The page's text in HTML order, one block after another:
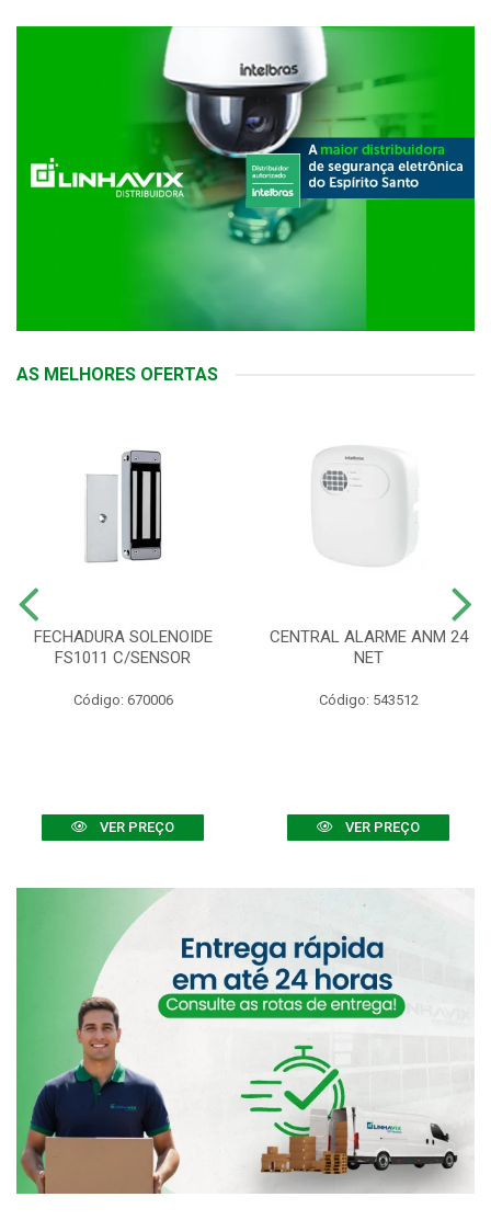
AS MELHORES OFERTAS
FECHADURA SOLENOIDE
FS1011 C/SENSOR
Código: 670006
VER PREÇO
CENTRAL ALARME ANM 24
NET
Código: 543512
VER PREÇO